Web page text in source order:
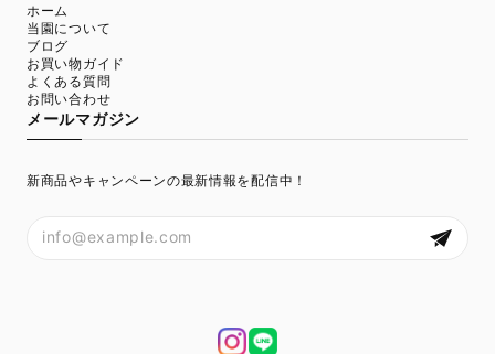
ホーム
当園について
ブログ
お買い物ガイド
よくある質問
お問い合わせ
メールマガジン
新商品やキャンペーンの最新情報を配信中！